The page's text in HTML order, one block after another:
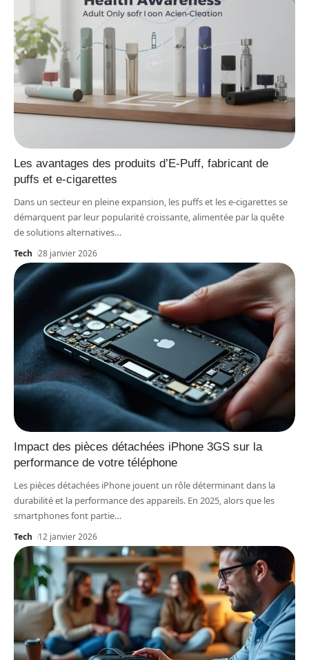
Les avantages des produits d’E-Puff, fabricant de
puffs et e-cigarettes
Dans un secteur en pleine expansion, les puffs et les e-cigarettes se
démarquent par leur popularité croissante, alimentée par la quête
de solutions alternatives…
Tech 28 janvier 2026
Impact des pièces détachées iPhone 3GS sur la
performance de votre téléphone
Les pièces détachées iPhone jouent un rôle déterminant dans la
durabilité et la performance des appareils. En 2025, alors que les
smartphones font partie…
Tech 12 janvier 2026